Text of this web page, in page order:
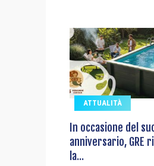
ATTUALITÀ
In occasione del
anniversario, GRE
la...